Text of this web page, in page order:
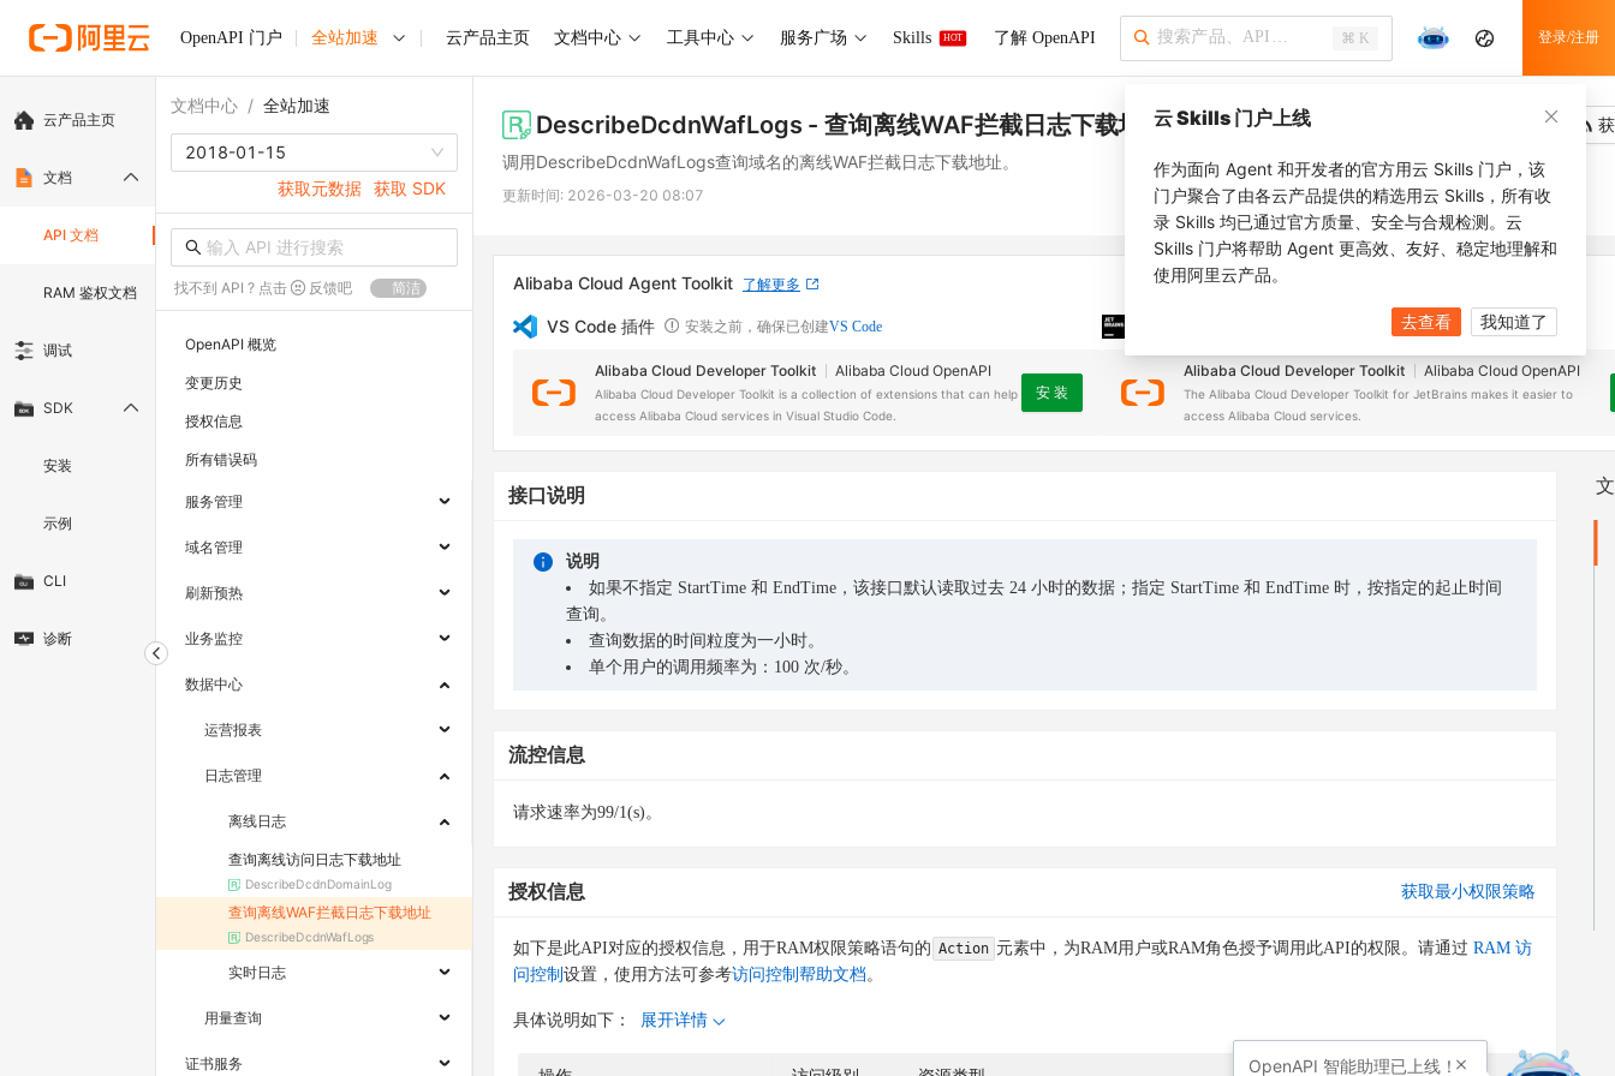
OpenAPI 门户 全站加速 云产品主页 文档中心 工具中心 服务广场 Skills HOT 了解 OpenAPI ⌘ K 登录/注册
云产品主页
文档
API 文档
RAM 鉴权文档
调试
SDK
安装
示例
CLI
诊断
文档中心 / 全站加速
2018-01-15
获取元数据 获取 SDK
找不到 API ? 点击 反馈吧 简洁
OpenAPI 概览
变更历史
授权信息
所有错误码
服务管理
域名管理
刷新预热
业务监控
数据中心
运营报表
日志管理
离线日志
查询离线访问日志下载地址
DescribeDcdnDomainLog
查询离线WAF拦截日志下载地址
DescribeDcdnWafLogs
实时日志
用量查询
证书服务
DescribeDcdnWafLogs - 查询离线WAF拦截日志下载地址
调用DescribeDcdnWafLogs查询域名的离线WAF拦截日志下载地址。
更新时间: 2026-03-20 08:07
Alibaba Cloud Agent Toolkit 了解更多
VS Code 插件 安装之前，确保已创建VS Code
Alibaba Cloud Developer Toolkit Alibaba Cloud OpenAPI
Alibaba Cloud Developer Toolkit is a collection of extensions that can help
access Alibaba Cloud services in Visual Studio Code.
安 装
安装之前，确保已创建JetBrains IDE
Alibaba Cloud Developer Toolkit Alibaba Cloud OpenAPI
The Alibaba Cloud Developer Toolkit for JetBrains makes it easier to
access Alibaba Cloud services.
接口说明
说明
如果不指定 StartTime 和 EndTime，该接口默认读取过去 24 小时的数据；指定 StartTime 和 EndTime 时，按指定的起止时间
查询。
查询数据的时间粒度为一小时。
单个用户的调用频率为：100 次/秒。
流控信息
请求速率为99/1(s)。
授权信息 获取最小权限策略
如下是此API对应的授权信息，用于RAM权限策略语句的 Action 元素中，为RAM用户或RAM角色授予调用此API的权限。请通过 RAM 访
问控制 设置，使用方法可参考访问控制帮助文档。
具体说明如下： 展开详情
云 Skills 门户上线
作为面向 Agent 和开发者的官方用云 Skills 门户，该
门户聚合了由各云产品提供的精选用云 Skills，所有收
录 Skills 均已通过官方质量、安全与合规检测。云
Skills 门户将帮助 Agent 更高效、友好、稳定地理解和
使用阿里云产品。
去查看 我知道了
OpenAPI 智能助理已上线！